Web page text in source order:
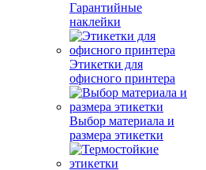
Гарантийные
наклейки
Этикетки для
офисного принтера
Выбор материала и
размера этикетки